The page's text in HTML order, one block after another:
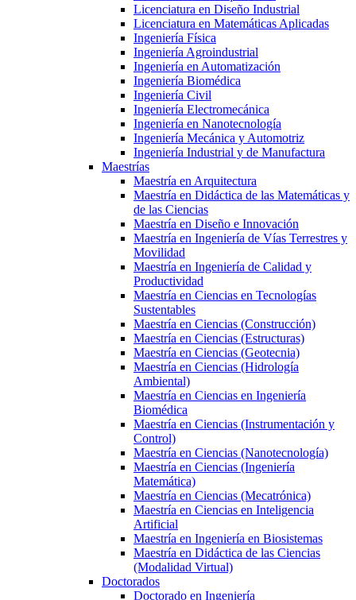
Licenciatura en Diseño Industrial
Licenciatura en Matemáticas Aplicadas
Ingeniería Física
Ingeniería Agroindustrial
Ingeniería en Automatización
Ingeniería Biomédica
Ingeniería Civil
Ingeniería Electromecánica
Ingeniería en Nanotecnología
Ingeniería Mecánica y Automotriz
Ingeniería Industrial y de Manufactura
Maestrías
Maestría en Arquitectura
Maestría en Didáctica de las Matemáticas y
de las Ciencias
Maestría en Diseño e Innovación
Maestría en Ingeniería de Vías Terrestres y
Movilidad
Maestría en Ingeniería de Calidad y
Productividad
Maestría en Ciencias en Tecnologías
Sustentables
Maestría en Ciencias (Construcción)
Maestría en Ciencias (Estructuras)
Maestría en Ciencias (Geotecnia)
Maestría en Ciencias (Hidrología
Ambiental)
Maestría en Ciencias en Ingeniería
Biomédica
Maestría en Ciencias (Instrumentación y
Control)
Maestría en Ciencias (Nanotecnología)
Maestría en Ciencias (Ingeniería
Matemática)
Maestría en Ciencias (Mecatrónica)
Maestría en Ciencias en Inteligencia
Artificial
Maestría en Ingeniería en Biosistemas
Maestría en Didáctica de las Ciencias
(Modalidad Virtual)
Doctorados
Doctorado en Ingeniería